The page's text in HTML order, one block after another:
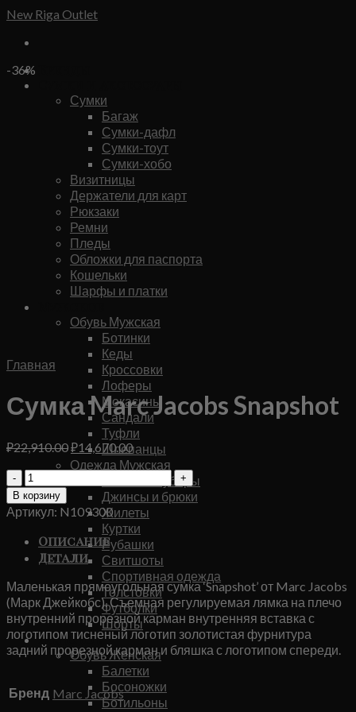
Skip
content
New Riga Outlet
Сумки
Багаж
Сумки-дафл
Сумки-тоут
Сумки-хобо
Визитницы
Держатели для карт
Рюкзаки
Ремни
Пледы
Обложки для паспорта
Кошельки
Шарфы и платки
Обувь Мужская
Ботинки
Кеды
Кроссовки
Лоферы
Мокасины
Сандали
Туфли
Шлепанцы
Одежда Мужская
Головные уборы
Джинсы и брюки
Жилеты
Куртки
Рубашки
Свитшоты
Спортивная одежда
Толстовки
Футболки
Шорты
Женское
Обувь Женская
Балетки
Босоножки
Ботильоны
-36%
Главная
Сумка Marc Jacobs Snapshot
₽22,910.00Первоначальная
цена
₽22,910.00.
₽14,670.00Текущая
цена:
₽14,670.00.
Количество
товара
Сумка
Marc
Jacobs
Snapshot
В корзину
Артикул: N109300
Описание
Детали
Маленькая прямоугольная сумка ‘Snapshot’ от Marc Jacobs
(Марк Джейкобс). Съемная регулируемая лямка на плечо
внутренний прорезной карман внутренняя вставка с
логотипом тисненый логотип золотистая фурнитура
задний прорезной карман и бляшка с логотипом спереди.
Бренд Marc Jacobs